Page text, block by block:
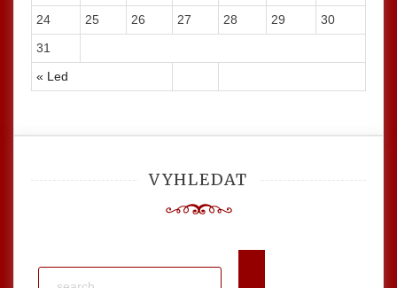
« Led
24
25 26 27 28 29
30
31
VYHLEDAT